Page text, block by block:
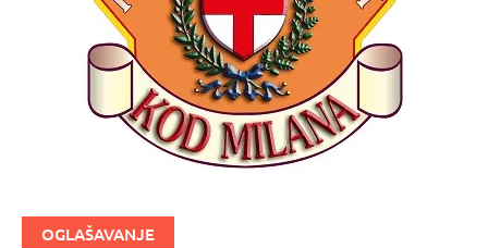
OGLAŠAVANJE